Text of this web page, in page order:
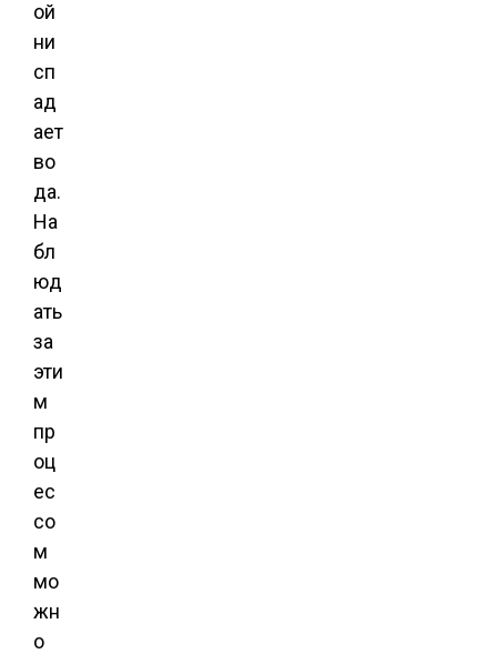
ой
ни
сп
ад
ает
во
да.
На
бл
юд
ать
за
эти
м
пр
оц
ес
со
м
мо
жн
о